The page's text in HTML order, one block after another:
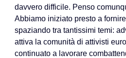
davvero difficile. Penso
Abbiamo iniziato presto a
spaziando tra tantissimi temi:
attiva la comunità di attivisti
continuato a lavorare